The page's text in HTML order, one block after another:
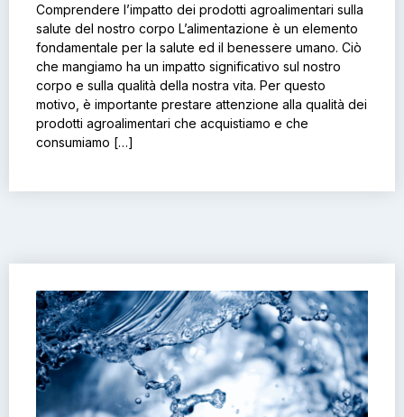
Comprendere l’impatto dei prodotti agroalimentari sulla
salute del nostro corpo L’alimentazione è un elemento
fondamentale per la salute ed il benessere umano. Ciò
che mangiamo ha un impatto significativo sul nostro
corpo e sulla qualità della nostra vita. Per questo
motivo, è importante prestare attenzione alla qualità dei
prodotti agroalimentari che acquistiamo e che
consumiamo […]